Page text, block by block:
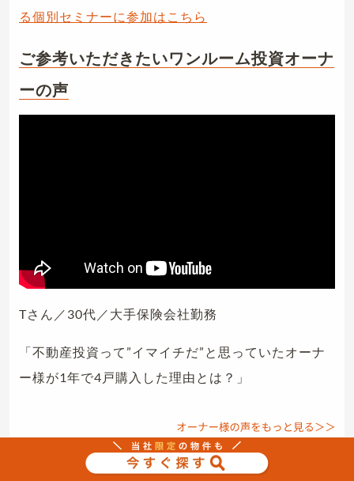
る個別セミナーに参加はこちら
ご参考いただきたいワンルーム投資オーナ
ーの声
Tさん／30代／大手保険会社勤務
「不動産投資って”イマイチだ”と思っていたオーナ
ー様が1年で4戸購入した理由とは？」